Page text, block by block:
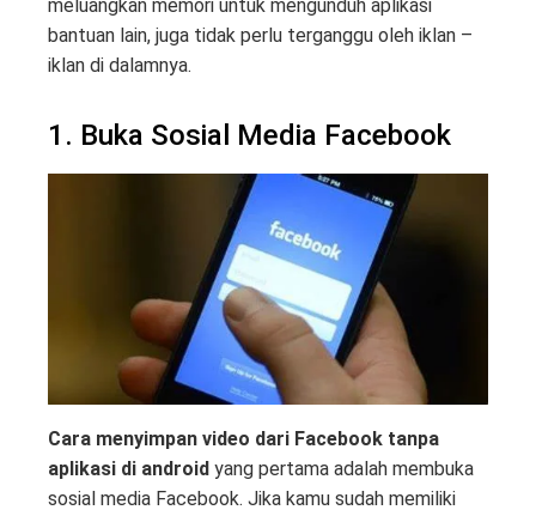
meluangkan memori untuk mengunduh aplikasi
bantuan lain, juga tidak perlu terganggu oleh iklan –
iklan di dalamnya.
1. Buka Sosial Media Facebook
Cara menyimpan video dari Facebook tanpa
aplikasi di android yang pertama adalah membuka
sosial media Facebook. Jika kamu sudah memiliki